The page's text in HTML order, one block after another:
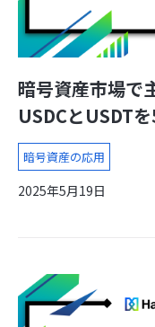
暗号資産市場で
USDCとUSDT
暗号資産の応用
2025年5月19日